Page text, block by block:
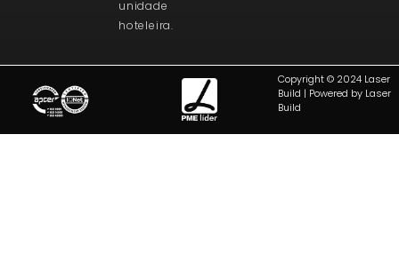
unidade
hoteleira.
Copyright © 2024 Laser
Build | Powered by Laser
Build